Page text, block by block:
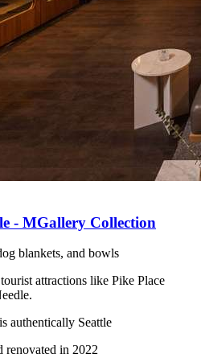
- MGallery Collection
blankets, and bowls
attractions like Pike Place
authentically Seattle
renovated in 2022